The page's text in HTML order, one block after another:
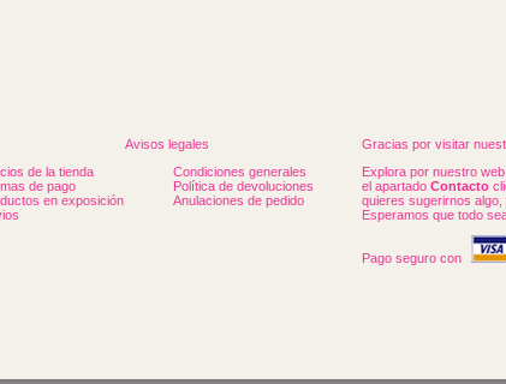
de la tienda
de pago
en exposición
Avisos legales
Condiciones generales
Política de devoluciones
Anulaciones de pedido
Gracias por visitar
Explora por nuestro
el apartadoContacto
quieres sugerirnos
Esperamos que todo
Pago seguro con